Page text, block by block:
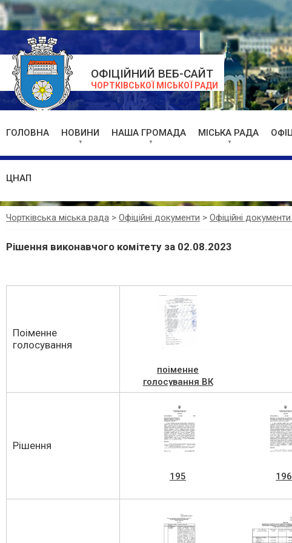
ОФІЦІЙНИЙ ВЕБ-САЙТ
ЧОРТКІВСЬКОЇ МІСЬКОЇ РАДИ
ГОЛОВНА НОВИНИ НАША ГРОМАДА МІСЬКА РАДА
ЦНАП
Чортківська міська рада > Офіційні документи > Офіційні
Рішення виконавчого комітету за 02.08.2023
Поіменне
голосування
поіменне
голосування ВК
№15 від
02.08.2023
Рішення
195 196